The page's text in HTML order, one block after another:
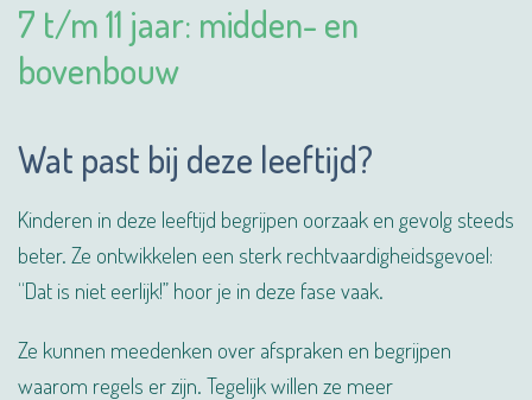
7 t/m 11 jaar: midden- en
bovenbouw
Wat past bij deze leeftijd?
Kinderen in deze leeftijd begrijpen oorzaak en gevolg steeds
beter. Ze ontwikkelen een sterk rechtvaardigheidsgevoel:
“Dat is niet eerlijk!” hoor je in deze fase vaak.
Ze kunnen meedenken over afspraken en begrijpen
waarom regels er zijn. Tegelijk willen ze meer